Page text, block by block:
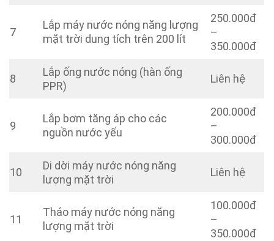
7
Lắp máy nước nóng năng lượng
mặt trời dung tích trên 200 lít
250.000đ
–
350.000đ
8
Lắp ống nước nóng (hàn ống
PPR)
Liên hệ
9
Lắp bơm tăng áp cho các
nguồn nước yếu
200.000đ
–
300.000đ
10
Di dời máy nước nóng năng
lượng mặt trời
Liên hệ
11
Tháo máy nước nóng năng
lượng mặt trời
100.000đ
–
350.000đ